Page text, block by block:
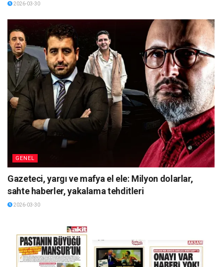
2026-03-30
GENEL
Gazeteci, yargı ve mafya el ele: Milyon dolarlar,
sahte haberler, yakalama tehditleri
2026-03-30